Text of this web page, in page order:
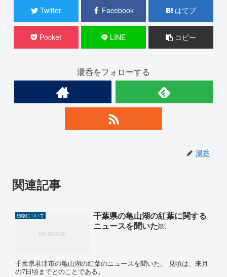
Twitter Facebook はてブ
Pocket LINE コピー
湯呑をフォローする
湯呑
関連記事
植物について
千葉県の亀山湖の紅葉に関する
ニュースを聞いた￼
千葉県君津市の亀山湖の紅葉のニュースを聞いた。 見頃は、来月
の7日頃までとのことである。